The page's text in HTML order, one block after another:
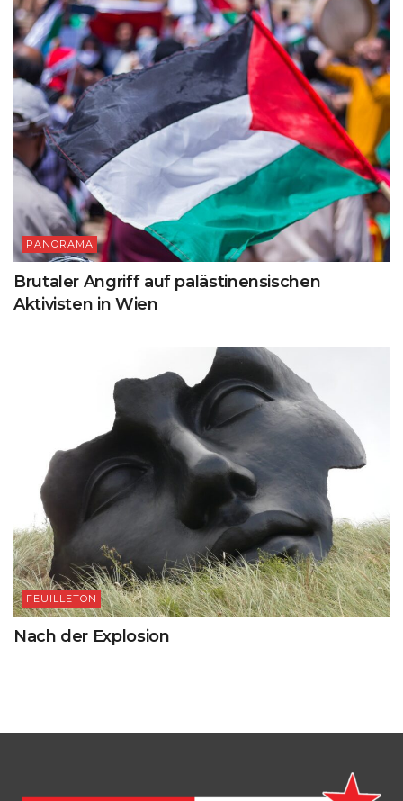
PANORAMA
Brutaler Angriff auf palästinensischen
Aktivisten in Wien
FEUILLETON
Nach der Explosion